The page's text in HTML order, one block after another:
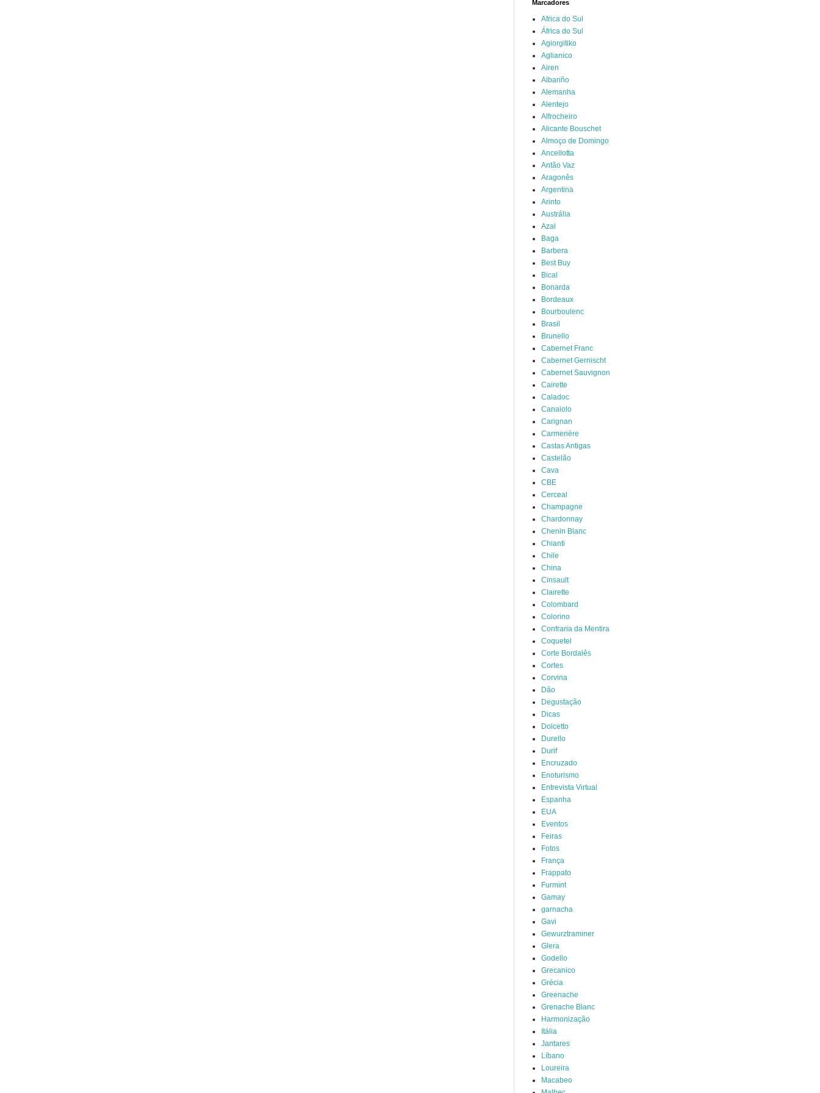
Marcadores
Africa do Sul
África do Sul
Agiorgitiko
Aglianico
Airen
Albariño
Alemanha
Alentejo
Alfrocheiro
Alicante Bouschet
Almoço de Domingo
Ancellotta
Antão Vaz
Aragonês
Argentina
Arinto
Austrália
Azal
Baga
Barbera
Best Buy
Bical
Bonarda
Bordeaux
Bourboulenc
Brasil
Brunello
Cabernet Franc
Cabernet Gernischt
Cabernet Sauvignon
Cairette
Caladoc
Canaiolo
Carignan
Carmenére
Castas Antigas
Castelão
Cava
CBE
Cerceal
Champagne
Chardonnay
Chenin Blanc
Chianti
Chile
China
Cinsault
Clairette
Colombard
Colorino
Confraria da Mentira
Coquetel
Corte Bordalês
Cortes
Corvina
Dão
Degustação
Dicas
Dolcetto
Durello
Durif
Encruzado
Enoturismo
Entrevista Virtual
Espanha
EUA
Eventos
Feiras
Fotos
França
Frappato
Furmint
Gamay
garnacha
Gavi
Gewurztraminer
Glera
Godello
Grecanico
Grécia
Greenache
Grenache Blanc
Harmonização
Itália
Jantares
Líbano
Loureira
Macabeo